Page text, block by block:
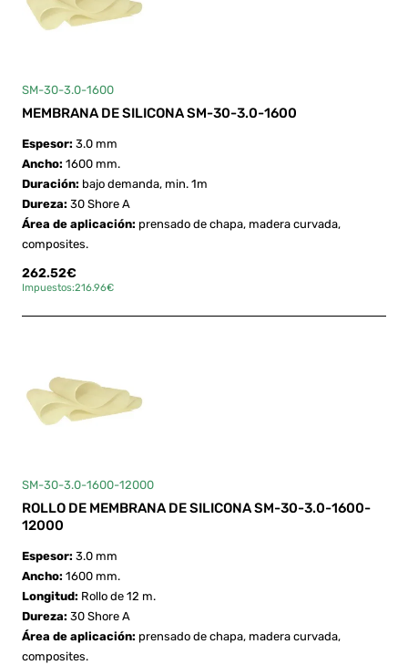
SM-30-3.0-1600
MEMBRANA DE SILICONA SM-30-3.0-1600
Espesor: 3.0 mm
Ancho: 1600 mm.
Duración: bajo demanda, min. 1m
Dureza: 30 Shore A
Área de aplicación: prensado de chapa, madera curvada,
composites.
262.52€
Impuestos:216.96€
SM-30-3.0-1600-12000
ROLLO DE MEMBRANA DE SILICONA SM-30-3.0-1600-
12000
Espesor: 3.0 mm
Ancho: 1600 mm.
Longitud: Rollo de 12 m.
Dureza: 30 Shore A
Área de aplicación: prensado de chapa, madera curvada,
composites.